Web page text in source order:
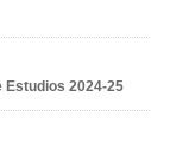
Estudios 2024-25